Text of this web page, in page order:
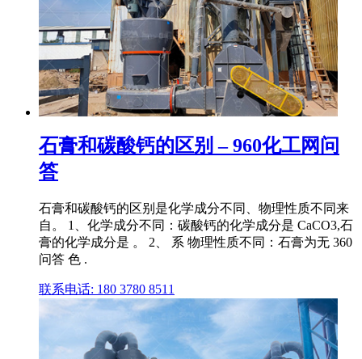
石膏和碳酸钙的区别 – 960化工网问
答
石膏和碳酸钙的区别是化学成分不同、物理性质不同来
自。 1、化学成分不同：碳酸钙的化学成分是 CaCO3,石
膏的化学成分是 。 2、 系 物理性质不同：石膏为无 360
问答 色 .
联系电话: 180 3780 8511